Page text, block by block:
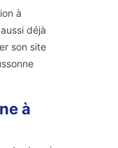
à
déjà
son site
à